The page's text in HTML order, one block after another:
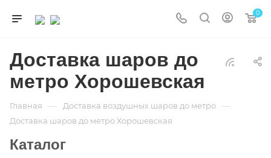
0
Доставка шаров до
метро Хорошевская
Главная — Доставка воздушных шаров до метро —
Доставка шаров до метро Хорошевская
Каталог